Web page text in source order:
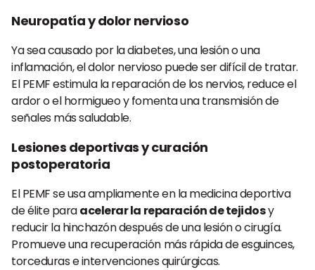
Neuropatía y dolor nervioso
Ya sea causado por la diabetes, una lesión o una
inflamación, el dolor nervioso puede ser difícil de tratar.
El PEMF estimula la reparación de los nervios, reduce el
ardor o el hormigueo y fomenta una transmisión de
señales más saludable.
Lesiones deportivas y curación
postoperatoria
El PEMF se usa ampliamente en la medicina deportiva
de élite paraacelerar la reparación de tejidosy
reducir la hinchazón después de una lesión o cirugía.
Promueve una recuperación más rápida de esguinces,
torceduras e intervenciones quirúrgicas.